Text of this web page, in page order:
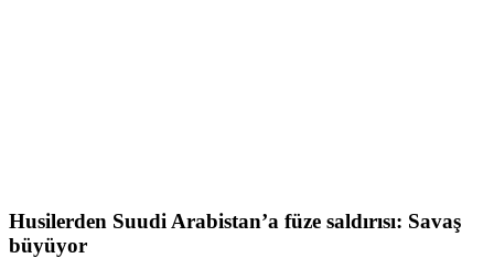
Husilerden Suudi Arabistan’a füze saldırısı: Savaş
büyüyor